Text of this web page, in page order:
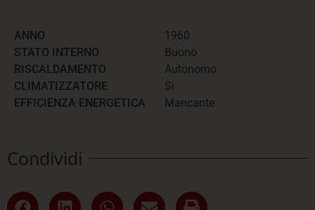
ANNO
STATO INTERNO
RISCALDAMENTO
CLIMATIZZATORE
EFFICIENZA ENERGETICA
1960
Buono
Autonomo
Si
Mancante
Condividi